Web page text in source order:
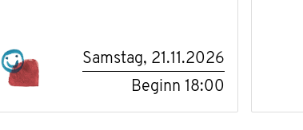
Samstag, 21.11.2026
Beginn 18:00